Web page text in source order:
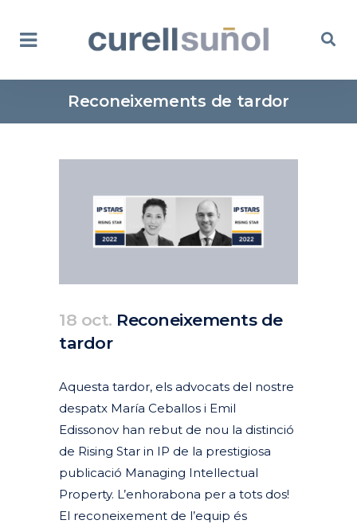
Reconeixements de tardor
18 oct. Reconeixements de
tardor
Aquesta tardor, els advocats del nostre
despatx María Ceballos i Emil
Edissonov han rebut de nou la distinció
de Rising Star in IP de la prestigiosa
publicació Managing Intellectual
Property. L’enhorabona per a tots dos!
El reconeixement de l’equip és